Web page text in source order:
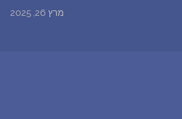
מרץ 26, 2025